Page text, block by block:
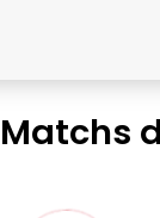
Matchs